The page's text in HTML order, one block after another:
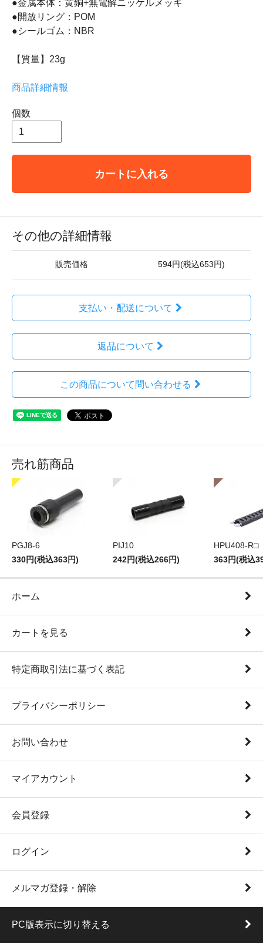
●金属本体：黄銅+無電解ニッケルメッキ
●開放リング：POM
●シールゴム：NBR
【質量】23g
商品詳細情報
個数
カートに入れる
その他の詳細情報
販売価格 594円(税込653円)
支払い・配送について
返品について
この商品について問い合わせる
売れ筋商品
PGJ8-6
330円(税込363円)
PIJ10
242円(税込266円)
HPU408-R□
363円(税込
ホーム
カートを見る
特定商取引法に基づく表記
プライバシーポリシー
お問い合わせ
マイアカウント
会員登録
ログイン
メルマガ登録・解除
PC版表示に切り替える